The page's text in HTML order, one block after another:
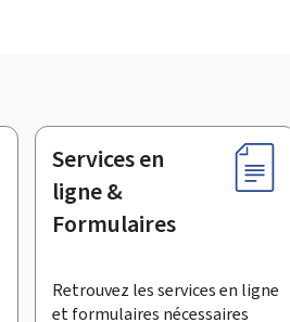
Services en
ligne &
Formulaires
Retrouvez les services en ligne
et formulaires nécessaires